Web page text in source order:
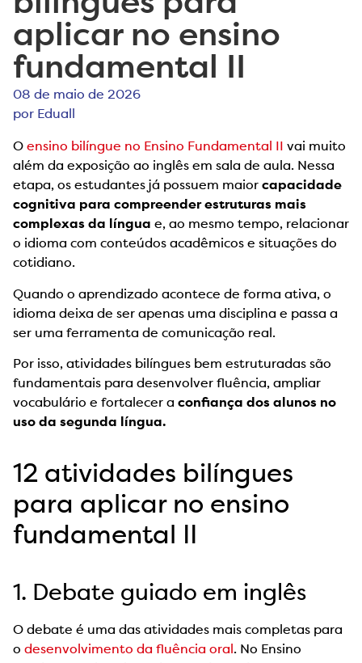
aplicar no ensino
fundamental II
08 de maio de 2026
por Eduall
O ensino bilíngue no Ensino Fundamental II
vai muito
além da exposição ao inglês em sala de aula. Nessa
etapa, os estudantes já possuem maior capacidade
cognitiva para compreender estruturas mais
complexas da língua e, ao mesmo tempo, relacionar
o idioma com conteúdos acadêmicos e situações do
cotidiano.
Quando o aprendizado acontece de forma ativa, o
idioma deixa de ser apenas uma disciplina e passa a
ser uma ferramenta de comunicação real.
Por isso, atividades bilíngues bem estruturadas são
fundamentais para desenvolver fluência, ampliar
vocabulário e fortalecer a confiança dos alunos no
uso da segunda língua.
12 atividades bilíngues
para aplicar no ensino
fundamental II
1. Debate guiado em inglês
O debate é uma das atividades mais completas para
o desenvolvimento da fluência oral. No Ensino